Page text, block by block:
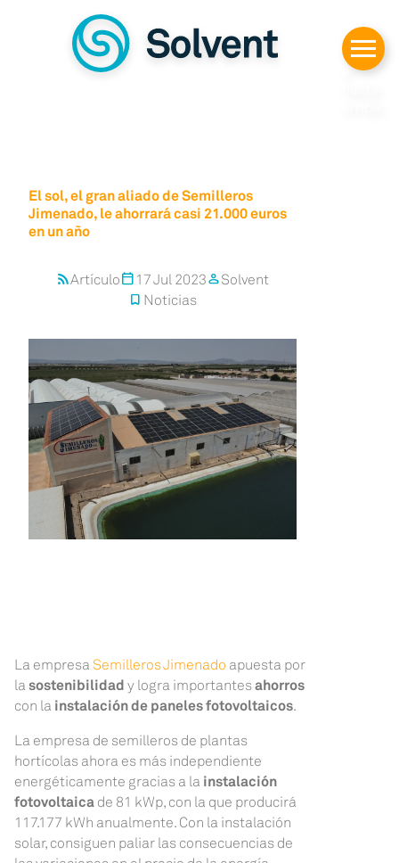
Despl
azars
e
El sol, el gran aliado de Semilleros
Jimenado, le ahorrará casi 21.000 euros
en un año
rss_feedArtículocalendar_today 17 Jul 2023personSolvent
bookmark Noticias
La empresa Semilleros Jimenado apuesta por
lasostenibilidad y logra importantesahorros
con la instalación de paneles fotovoltaicos.
La empresa de semilleros de plantas
hortícolas ahora es más independiente
energéticamente gracias a la instalación
fotovoltaica de 81 kWp, con la que producirá
117.177 kWh anualmente. Con la instalación
solar, consiguen paliar las consecuencias de